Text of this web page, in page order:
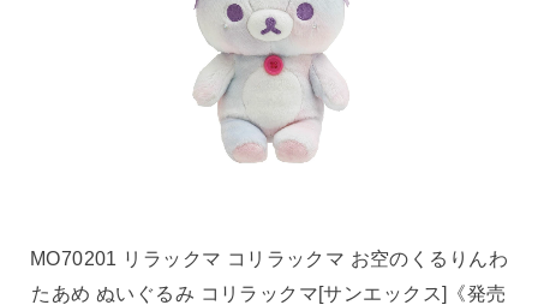
MO70201 リラックマ コリラックマ お空のくるりんわ
たあめ ぬいぐるみ コリラックマ[サンエックス]《発売